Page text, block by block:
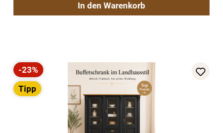
In den Warenkorb
Rabatt
-23%
Tipp